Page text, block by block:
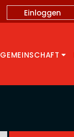
Einloggen
GEMEINSCHAFT